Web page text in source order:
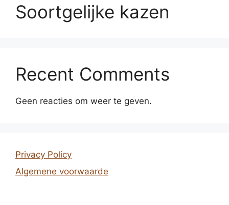
Soortgelijke kazen
Recent Comments
Geen reacties om weer te geven.
Privacy Policy
Algemene voorwaarde